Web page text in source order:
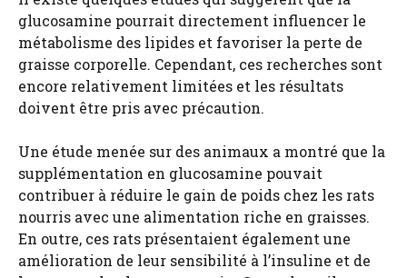
glucosamine pourrait directement influencer le
métabolisme des lipides et favoriser la perte de
graisse corporelle. Cependant, ces recherches sont
encore relativement limitées et les résultats
doivent être pris avec précaution.
Une étude menée sur des animaux a montré que la
supplémentation en glucosamine pouvait
contribuer à réduire le gain de poids chez les rats
nourris avec une alimentation riche en graisses.
En outre, ces rats présentaient également une
amélioration de leur sensibilité à l’insuline et de